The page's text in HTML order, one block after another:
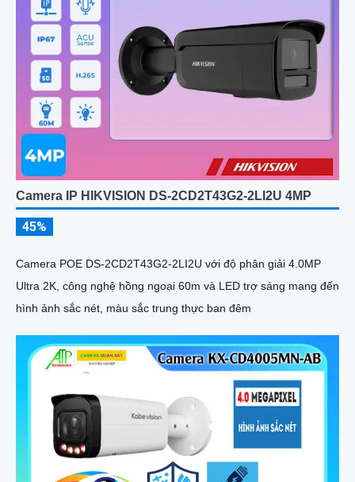
Camera IP HIKVISION DS-2CD2T43G2-2LI2U 4MP
45%
Camera POE DS-2CD2T43G2-2LI2U với độ phân giải 4.0MP
Ultra 2K, công nghệ hồng ngoại 60m và LED trợ sáng mang đến
hình ảnh sắc nét, màu sắc trung thực ban đêm